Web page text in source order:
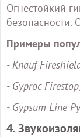
Огнестойкий
безопасности.
Примеры
- Knauf
- Gyproc
- Gypsum Line
4.